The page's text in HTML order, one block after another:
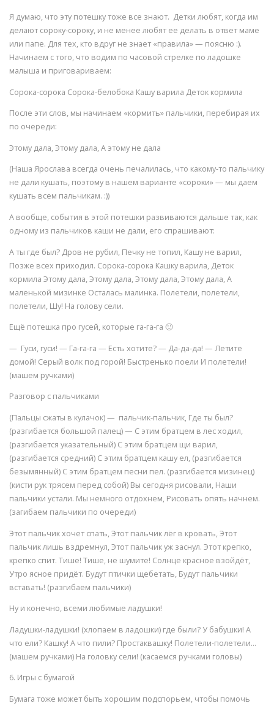
Я думаю, что эту потешку тоже все знают. Детки любят, когда им
делают сороку-сороку, и не менее любят ее делать в ответ маме
или папе. Для тех, кто вдруг не знает «правила» — поясню :).
Начинаем с того, что водим по часовой стрелке по ладошке
малыша и приговариваем:
Сорока-сорока Сорока-белобока Кашу варила Деток кормила
После эти слов, мы начинаем «кормить» пальчики, перебирая их
по очереди:
Этому дала, Этому дала, А этому не дала
(Наша Ярослава всегда очень печалилась, что какому-то пальчику
не дали кушать, поэтому в нашем варианте «сороки» — мы даем
кушать всем пальчикам. :))
А вообще, события в этой потешки развиваются дальше так, как
одному из пальчиков каши не дали, его спрашивают:
А ты где был? Дров не рубил, Печку не топил, Кашу не варил,
Позже всех приходил. Сорока-сорока Кашку варила, Деток
кормила Этому дала, Этому дала, Этому дала, Этому дала, А
маленькой мизинке Осталась малинка. Полетели, полетели,
полетели, Шу! На голову сели.
Ещё потешка про гусей, которые га-га-га 🙂
— Гуси, гуси! — Га-га-га — Есть хотите? — Да-да-да! — Летите
домой! Серый волк под горой! Быстренько поели И полетели!
(машем ручками)
Разговор с пальчиками
(Пальцы сжаты в кулачок) — пальчик-пальчик, Где ты был?
(разгибается большой палец) — С этим братцем в лес ходил,
(разгибается указательный) С этим братцем щи варил,
(разгибается средний) С этим братцем кашу ел, (разгибается
безымянный) С этим братцем песни пел. (разгибается мизинец)
(кисти рук трясем перед собой) Вы сегодня рисовали, Наши
пальчики устали. Мы немного отдохнем, Рисовать опять начнем.
(загибаем пальчики по очереди)
Этот пальчик хочет спать, Этот пальчик лёг в кровать, Этот
пальчик лишь вздремнул, Этот пальчик уж заснул. Этот крепко,
крепко спит. Тише! Тише, не шумите! Солнце красное взойдёт,
Утро ясное придёт. Будут птички щебетать, Будут пальчики
вставать! (разгибаем пальчики)
Ну и конечно, всеми любимые ладушки!
Ладушки-ладушки! (хлопаем в ладошки) где были? У бабушки! А
что ели? Кашку! А что пили? Простаквашку! Полетели-полетели…
(машем ручками) На головку сели! (касаемся ручками головы)
6. Игры с бумагой
Бумага тоже может быть хорошим подспорьем, чтобы помочь